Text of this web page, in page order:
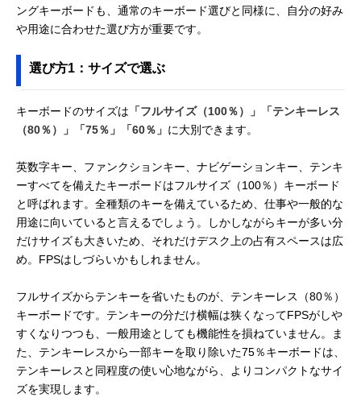
ングキーボードも、通常のキーボード選びと同様に、自分の好み
や用途に合わせた選び方が重要です。
選び方1：サイズで選ぶ
キーボードのサイズは 「フルサイズ（100％）」「テンキーレス
（80％）」「75％」「60％」 に大別できます。
英数字キー、ファンクションキー、ナビゲーションキー、テンキ
ーすべてを備えたキーボードはフルサイズ（100％）キーボード
と呼ばれます。全種類のキーを備えているため、仕事や一般的な
用途に向いていると言えるでしょう。しかしながらキーが多い分
だけサイズも大きいため、それだけデスク上の占有スペースは広
め。FPSはしづらいかもしれません。
フルサイズからテンキーを省いたものが、テンキーレス（80％）
キーボードです。テンキーの分だけ横幅は狭くなってFPSがしや
すくなりつつも、一般用途としても機能性を損ねていません。ま
た、テンキーレスから一部キーを取り除いた75％キーボードは、
テンキーレスと同程度の使い心地ながら、よりコンパクトなサイ
ズを実現します。